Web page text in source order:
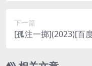
下一篇
[孤注一掷](2023)[百
幕]